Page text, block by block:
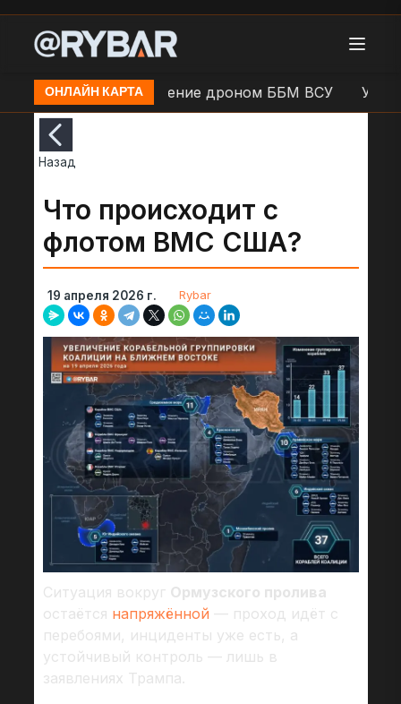
ОНЛАЙН КАРТА
Кадры: Уничтожение дроном ББМ ВСУ Удар
Назад
Что происходит с
флотом ВМС США?
19 апреля 2026 г. Rybar
Ситуация вокруг Ормузского пролива
остаётся напряжённой — проход идёт с
перебоями, инциденты уже есть, а
устойчивый контроль — лишь в
заявлениях Трампа.